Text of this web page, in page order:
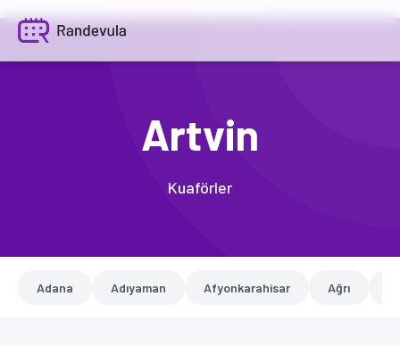
Artvin
Kuaförler
Adana Adıyaman Afyonkarahisar Ağrı